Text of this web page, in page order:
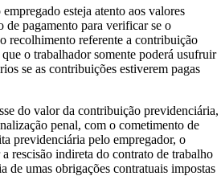
esteja atento aos valores
de pagamento para verificar se o
recolhimento referente a contribuição
o trabalhador somente poderá usufruir
se as contribuições estiverem pagas
do valor da contribuição previdenciária,
penal, com o cometimento de
previdenciária pelo empregador, o
rescisão indireta do contrato de trabalho
de umas obrigações contratuais impostas